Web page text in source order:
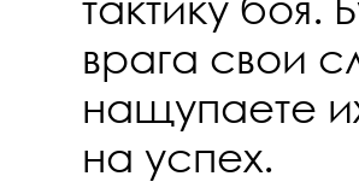
врага свои
нащупаете
на успех.